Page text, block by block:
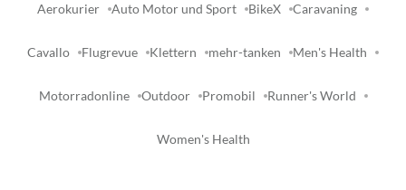
Aerokurier Auto Motor und Sport BikeX Caravaning
Cavallo Flugrevue Klettern mehr-tanken Men's Health
Motorradonline Outdoor Promobil Runner's World
Women's Health